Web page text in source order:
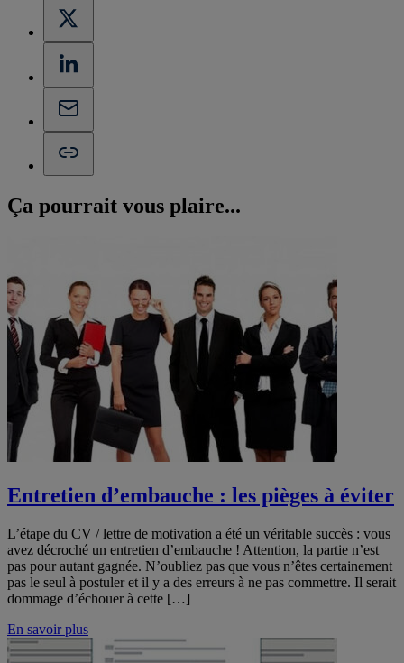
Ça pourrait vous plaire...
Entretien d’embauche : les pièges à éviter
L’étape du CV / lettre de motivation a été un véritable succès : vous
avez décroché un entretien d’embauche ! Attention, la partie n’est
pas pour autant gagnée. N’oubliez pas que vous n’êtes certainement
pas le seul à postuler et il y a des erreurs à ne pas commettre. Il serait
dommage d’échouer à cette […]
En savoir plus